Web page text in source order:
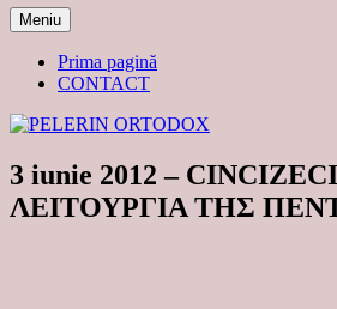
Meniu
Prima pagină
CONTACT
3 iunie 2012 –
ΛΕΙΤΟΥΡΓΙΑ ΤΗΣ